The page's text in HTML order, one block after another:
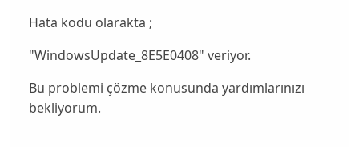
Hata kodu olarakta ;
"WindowsUpdate_8E5E0408" veriyor.
Bu problemi çözme konusunda yardımlarınızı
bekliyorum.